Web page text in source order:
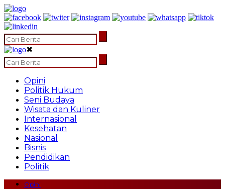
✖
Opini
Politik Hukum
Seni Budaya
Wisata dan Kuliner
Internasional
Kesehatan
Nasional
Bisnis
Pendidikan
Politik
Opini